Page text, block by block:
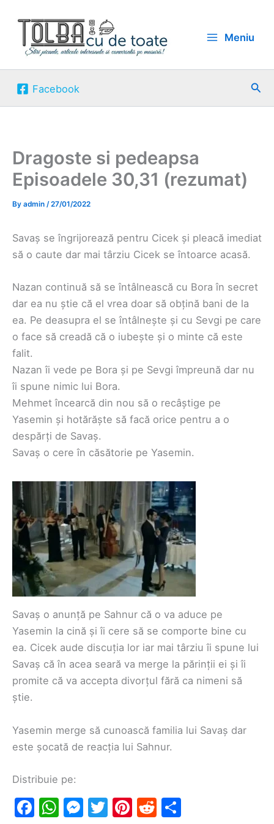
content
Meniu
Facebook
Dragoste si pedeapsa
Episoadele 30,31 (rezumat)
By admin /27/01/2022
Savaș se îngrijorează pentru Cicek și pleacă imediat
să o caute dar mai târziu Cicek se întoarce acasă.
Nazan continuă să se întâlnească cu Bora în secret
dar ea nu știe că el vrea doar să obțină bani de la
ea. Pe deasupra el se întâlnește și cu Sevgi pe care
o face să creadă că o iubește și o minte că este
falit.
Nazan îi vede pe Bora și pe Sevgi împreună dar nu
îi spune nimic lui Bora.
Mehmet încearcă din nou să o recâștige pe
Yasemin și hotărăște să facă orice pentru a o
despărți de Savaș.
Savaș o cere în căsătorie pe Yasemin.
Savaș o anunță pe Sahnur că o va aduce pe
Yasemin la cină și îi cere să se comporte bine cu
ea. Cicek aude discuția lor iar mai târziu îi spune lui
Savaș că în acea seară va merge la părinții ei și îi
promite că va accepta divorțul fără ca nimeni să
știe.
Yasemin merge să cunoască familia lui Savaș dar
este șocată de reacția lui Sahnur.
Distribuie pe:
F
W M T
Pi R